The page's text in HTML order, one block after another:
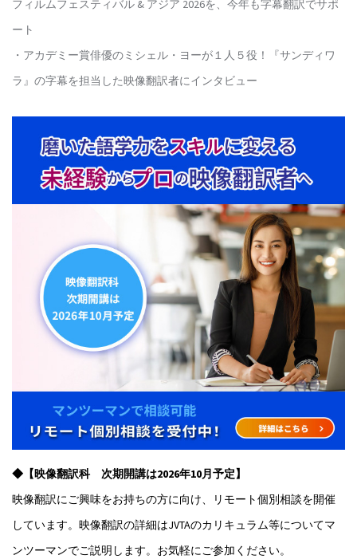
フィルムフェスティバル & アジア 2026を、今年も字幕翻訳でサポ
ート
・アカデミー賞俳優のミシェル・ヨーが１人５役！『サンディワ
ラ』の字幕を担当した映像翻訳者にインタビュー
◆【映像翻訳科 次期開講は2026年10月予定】
映像翻訳にご興味をお持ちの方に向け、リモート個別相談を開催
しています。映像翻訳の詳細はJVTAのカリキュラム等についてマ
ンツーマンでご説明します。お気軽にご参加ください。